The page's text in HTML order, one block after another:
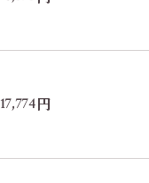
17,774円